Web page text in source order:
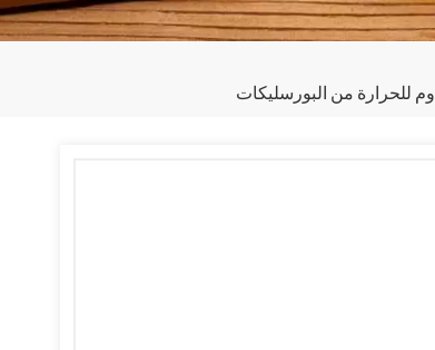
للحرارة من البورسليكات